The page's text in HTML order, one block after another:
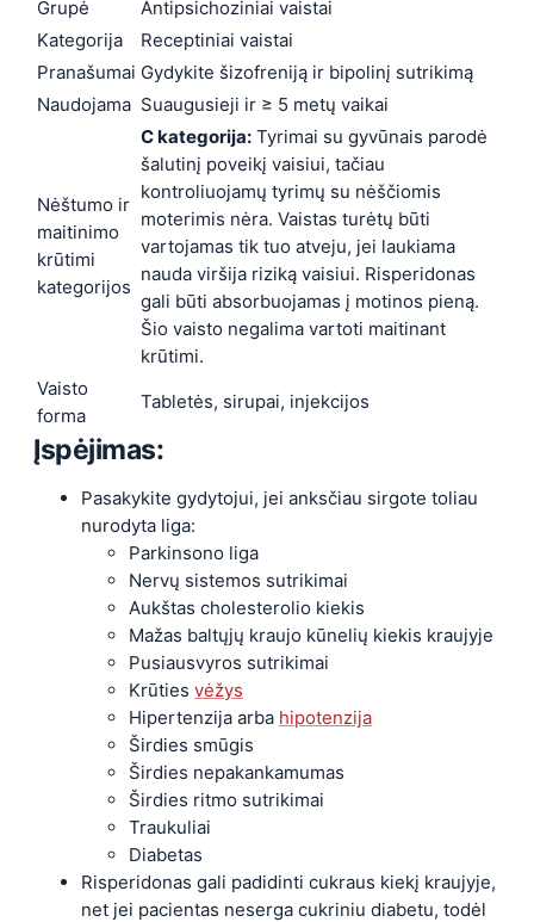
Grupė
Antipsichoziniai vaistai
Kategorija
Receptiniai vaistai
Pranašumai Gydykite šizofreniją ir bipolinį sutrikimą
Naudojama Suaugusieji ir ≥ 5 metų vaikai
Nėštumo ir
maitinimo
krūtimi
kategorijos
C kategorija: Tyrimai su gyvūnais parodė
šalutinį poveikį vaisiui, tačiau
kontroliuojamų tyrimų su nėščiomis
moterimis nėra. Vaistas turėtų būti
vartojamas tik tuo atveju, jei laukiama
nauda viršija riziką vaisiui. Risperidonas
gali būti absorbuojamas į motinos pieną.
Šio vaisto negalima vartoti maitinant
krūtimi.
Vaisto
forma
Tabletės, sirupai, injekcijos
Įspėjimas:
Pasakykite gydytojui, jei anksčiau sirgote toliau
nurodyta liga:
Parkinsono liga
Nervų sistemos sutrikimai
Aukštas cholesterolio kiekis
Mažas baltųjų kraujo kūnelių kiekis kraujyje
Pusiausvyros sutrikimai
Krūties vėžys
Hipertenzija arba hipotenzija
Širdies smūgis
Širdies nepakankamumas
Širdies ritmo sutrikimai
Traukuliai
Diabetas
Risperidonas gali padidinti cukraus kiekį kraujyje,
net jei pacientas neserga cukriniu diabetu, todėl